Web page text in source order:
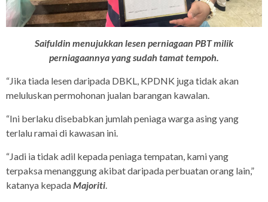
​​​​​​Saifuldin menujukkan lesen perniagaan PBT milik
perniagaannya yang sudah tamat tempoh.
“Jika tiada lesen daripada DBKL, KPDNK juga tidak akan
meluluskan permohonan jualan barangan kawalan.
“Ini berlaku disebabkan jumlah peniaga warga asing yang
terlalu ramai di kawasan ini.
“Jadi ia tidak adil kepada peniaga tempatan, kami yang
terpaksa menanggung akibat daripada perbuatan orang lain,”
katanya kepadaMajoriti.